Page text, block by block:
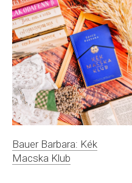
Bauer Barbara: Kék
Macska Klub